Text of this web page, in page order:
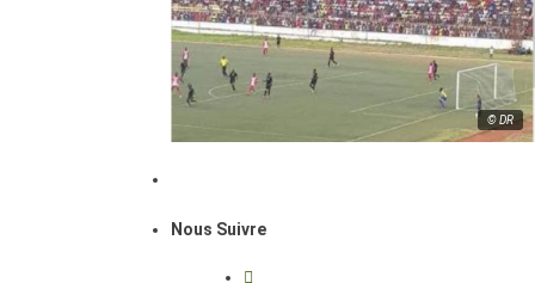
© DR
Nous Suivre